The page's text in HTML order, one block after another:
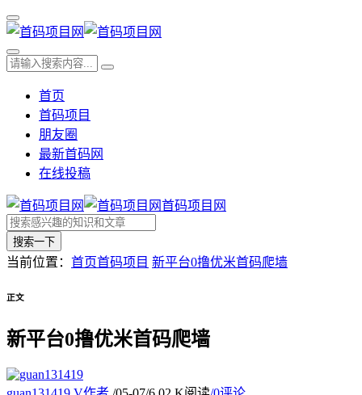
首页
首码项目
朋友圈
最新首码网
在线投稿
首码项目网
搜索一下
当前位置： 首页首码项目 新平台0撸优米首码爬墙
正文
新平台0撸优米首码爬墙